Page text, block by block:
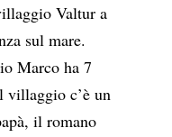
Valtur a
sul mare.
Marco ha 7
villaggio c’è un
il romano